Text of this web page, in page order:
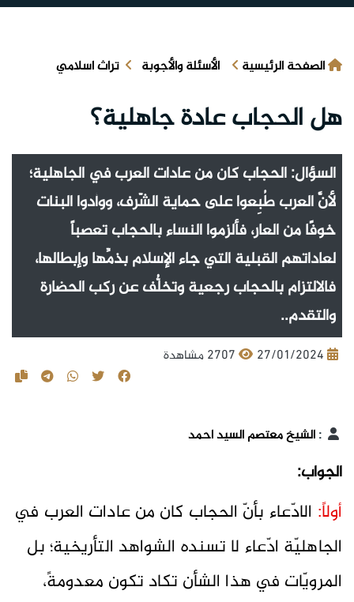
الصفحة الرئيسية الأسئلة والأجوبة تراث اسلامي
هل الحجاب عادة جاهلية؟
السؤال: الحجاب كان من عادات العرب في الجاهلية؛
لأنَّ العرب طُبِعوا على حماية الشّرف، ووأدوا البنات
خوفًا من العار، فألزموا النساء بالحجاب تعصباً
لعاداتهم القبلية التي جاء الإسلام بذمِّها وإبطالها،
فالالتزام بالحجاب رجعية وتخلُّف عن ركب الحضارة
والتقدم..
27/01/2024 2707 مشاهدة
:الشيخ معتصم السيد احمد
الجواب:
أولاً: الادّعاء بأنّ الحجاب كان من عادات العرب في
الجاهليّة ادّعاء لا تسنده الشواهد التأريخية؛ بل
المرويّات في هذا الشأن تكاد تكون معدومةً،